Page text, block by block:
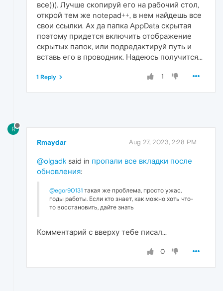
все))). Лучше скопируй его на рабочий стол,
открой тем же notepad++, в нем найдешь все
свои ссылки. Ах да папка AppData скрытая
поэтому придется включить отображение
скрытых папок, или подредактируй путь и
вставь его в проводник. Надеюсь получится...
1
1 Reply
R
Rmaydar Aug 27, 2023, 2:28 PM
@olgadk said in пропали все вкладки после
обновления:
@egor90131 такая же проблема, просто ужас,
годы работы. Если кто знает, как можно хоть что-
то восстановить, дайте знать
Комментарий с вверху тебе писал...
0